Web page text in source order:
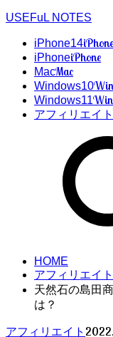
USEFuL NOTES
iPhone14
iPhoneiPhone
MacMac
Windows10
Windows11
アフィリエイト
HOME
アフィリエイト
天然石の島田
は？
アフィリエイト